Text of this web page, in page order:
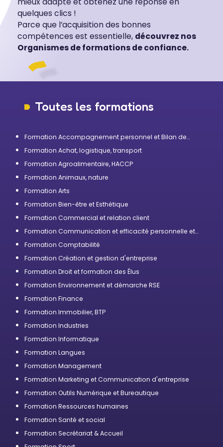
quelques clics !
Parce que l’acquisition des bonnes
compétences est essentielle, découvrez nos
Organismes de formations de confiance.
Toutes les formations
Formation Accompagnement personnel et Bilan de
Formation Achat, logistique, transport
Formation Agroalimentaire, HACCP
Formation Animaux, nature
Formation Arts
Formation Bien-être et Esthétique
Formation Commercial et relation client
Formation Communication et efficacité personnelle et
Formation Comptabilité
Formation Création et gestion d'entreprise
Formation Droit et formation des Élus
Formation Environnement et démarche RSE
Formation Finance
Formation Immobilier, BTP
Formation Industries
Formation Informatique
Formation Langues
Formation Management
Formation Marketing et Communication d'entreprise
Formation Outils Numérique et Bureautique
Formation Ressources humaines
Formation Santé et social
Formation Secrétariat & Accueil